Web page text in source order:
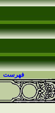
فهرست